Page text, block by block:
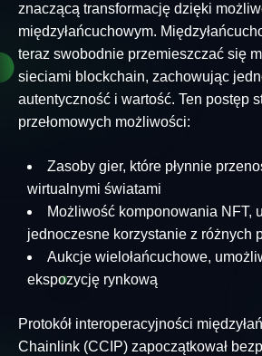
znaczącą transformację dzięki
międzyłańcuchowym.
teraz swobodnie przemieszczać się
sieciami blockchain, zachowując
autentyczność i wartość. Ten postęp
przełomowych możliwości:
Zasoby gier, które płynnie
wirtualnymi światami
Możliwość komponowania NFT,
jednoczesne korzystanie z różnych
Aukcje wielołańcuchowe,
ekspozycję rynkową
Protokół interoperacyjności
Chainlink (CCIP) zapoczątkował